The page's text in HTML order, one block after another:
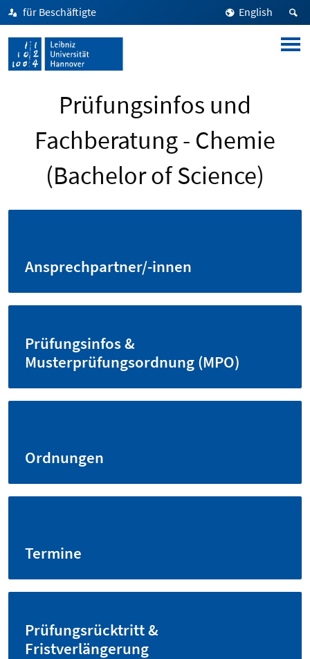
für Beschäftigte English
Prüfungsinfos und
Fachberatung - Chemie
(Bachelor of Science)
Ansprechpartner/-innen
Prüfungsinfos &
Musterprüfungsordnung (MPO)
Ordnungen
Termine
Prüfungsrücktritt &
Fristverlängerung